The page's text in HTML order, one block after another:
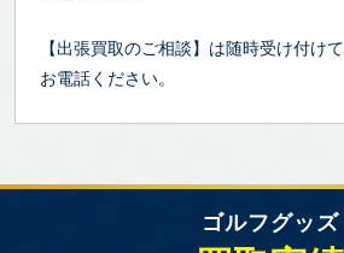
【出張買取のご相談】は随時受け付け
お電話ください。
ゴルフグッズ